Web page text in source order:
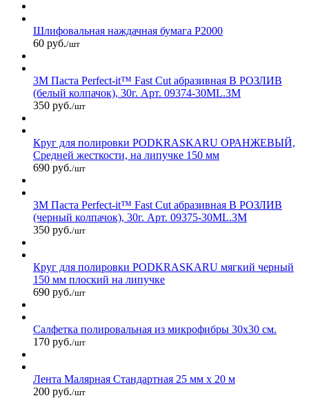
Шлифовальная наждачная бумага P2000
60 руб./шт
3М Паста Perfect-it™ Fast Cut абразивная В РОЗЛИВ
(белый колпачок), 30г. Арт. 09374-30ML.3M
350 руб./шт
Круг для полировки PODKRASKARU ОРАНЖЕВЫЙ,
Средней жесткости, на липучке 150 мм
690 руб./шт
3М Паста Perfect-it™ Fast Cut абразивная В РОЗЛИВ
(черный колпачок), 30г. Арт. 09375-30ML.3M
350 руб./шт
Круг для полировки PODKRASKARU мягкий черный
150 мм плоский на липучке
690 руб./шт
Салфетка полировальная из микрофибры 30х30 см.
170 руб./шт
Лента Малярная Стандартная 25 мм x 20 м
200 руб./шт